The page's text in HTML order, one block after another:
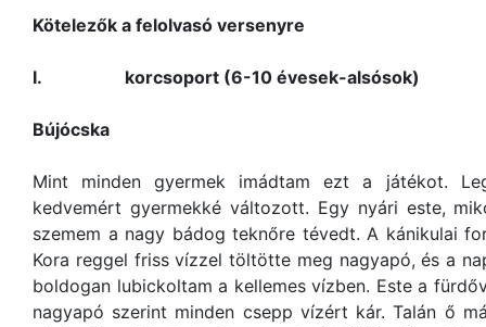
Kötelezők a felolvasó versenyre
I. korcsoport (6-10 évesek-alsósok)
Bújócska
Mint minden gyermek imádtam ezt a játékot.
kedvemért gyermekké változott. Egy nyári este,
szemem a nagy bádog teknőre tévedt. A kánikulai
Kora reggel friss vízzel töltötte meg nagyapó, és a
boldogan lubickoltam a kellemes vízben. Este a
nagyapó szerint minden csepp vízért kár. Talán ő